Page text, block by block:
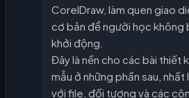
CorelDraw, làm quen giao
cơ bản để người học không
khởi động.
Đây là nền cho các bài thiết
mẫu ở những phần sau, nhất
với file, đối tượng và các